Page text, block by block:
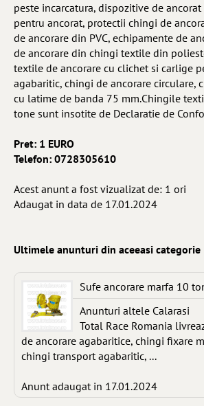
peste incarcatura, dispozitive de ancorat
pentru ancorat, protectii chingi de
de ancorare din PVC, echipamente de
de ancorare din chingi textile din
textile de ancorare cu clichet si carlige
agabaritic, chingi de ancorare circulare,
cu latime de banda 75 mm.Chingile
tone sunt insotite de Declaratie de
Pret: 1 EURO
Telefon: 0728305610
Acest anunt a fost vizualizat de: 1 ori
Adaugat in data de 17.01.2024
Ultimele anunturi din aceeasi categorie
Sufe ancorare marfa 10
Anunturi altele Calarasi
Total Race Romania
de ancorare agabaritice, chingi fixare
chingi transport agabaritic, ...
Anunt adaugat in 17.01.2024